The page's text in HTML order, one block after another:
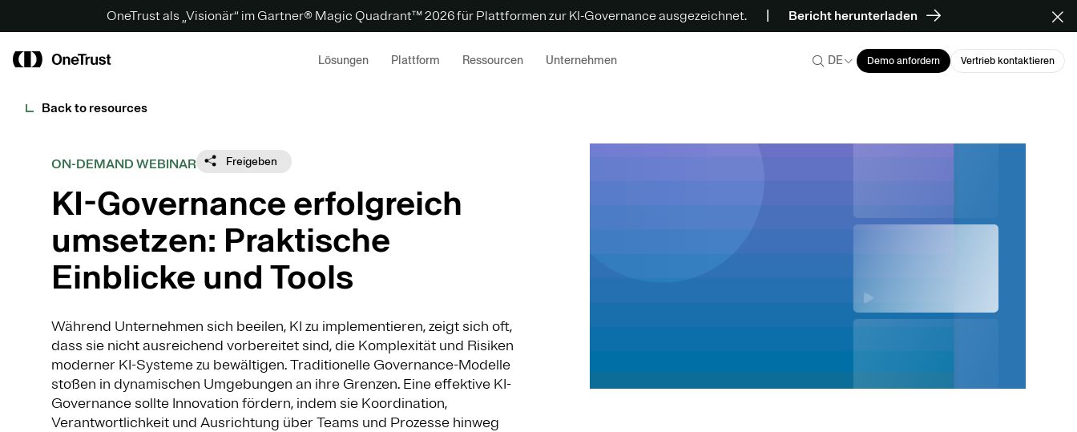
OneTrust als „Visionär“ im Gartner® Magic Quadrant™ 2026 für Plattformen zur KI-Governance ausgezeichnet. Bericht herunterladen
Lösungen Plattform Ressourcen Unternehmen DE Demo anfordern Vertrieb kontaktieren
Back to resources
ON-DEMAND WEBINAR Freigeben
KI-Governance erfolgreich
umsetzen: Praktische
Einblicke und Tools
Während Unternehmen sich beeilen, KI zu implementieren, zeigt sich oft,
dass sie nicht ausreichend vorbereitet sind, die Komplexität und Risiken
moderner KI-Systeme zu bewältigen. Traditionelle Governance-Modelle
stoßen in dynamischen Umgebungen an ihre Grenzen. Eine effektive KI-
Governance sollte Innovation fördern, indem sie Koordination,
Verantwortlichkeit und Ausrichtung über Teams und Prozesse hinweg